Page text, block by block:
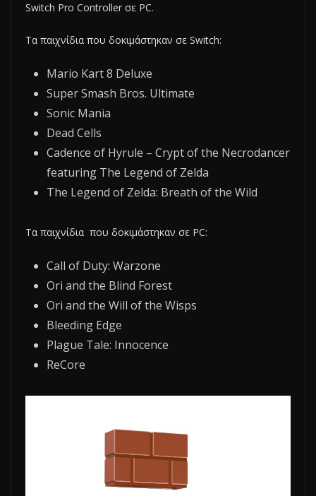
Switch Pro Controller σε PC.
Τα παιχνίδια που δοκιμάστηκαν σε Switch:
Mario Kart 8 Deluxe
Super Smash Bros. Ultimate
Sonic Mania
Dead Cells
Cadence of Hyrule – Crypt of the Necrodancer
featuring The Legend of Zelda
The Legend of Zelda: Breath of the Wild
Τα παιχνίδια που δοκιμάστηκαν σε PC:
Call of Duty: Warzone
Ori and the Blind Forest
Ori and the Will of the Wisps
Bleeding Edge
Plague Tale: Innocence
ReCore